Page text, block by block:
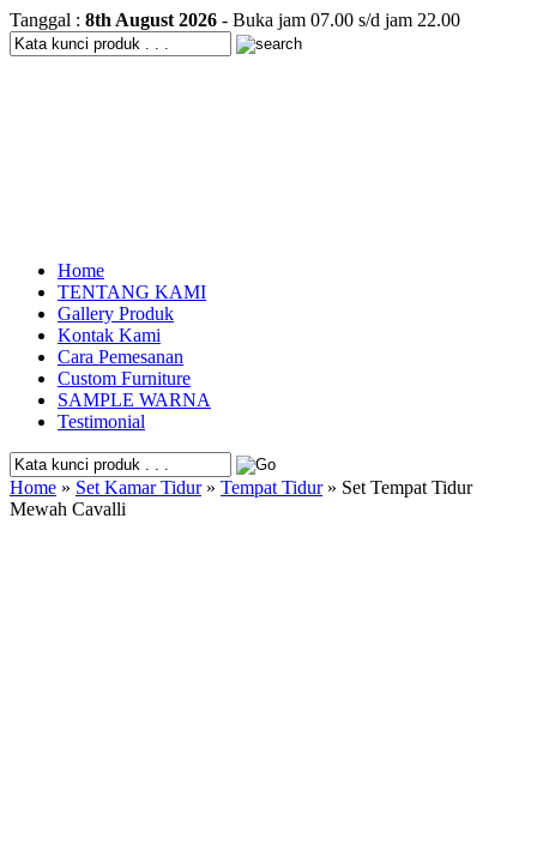
Tanggal : 8th August 2026 - Buka jam 07.00 s/d jam 22.00
Home
TENTANG KAMI
Gallery Produk
Kontak Kami
Cara Pemesanan
Custom Furniture
SAMPLE WARNA
Testimonial
Home » Set Kamar Tidur» Tempat Tidur» Set Tempat Tidur
Mewah Cavalli